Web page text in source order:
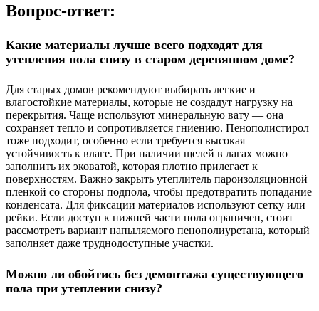
Вопрос-ответ:
Какие материалы лучше всего подходят для
утепления пола снизу в старом деревянном доме?
Для старых домов рекомендуют выбирать легкие и
влагостойкие материалы, которые не создадут нагрузку на
перекрытия. Чаще используют минеральную вату — она
сохраняет тепло и сопротивляется гниению. Пенополистирол
тоже подходит, особенно если требуется высокая
устойчивость к влаге. При наличии щелей в лагах можно
заполнить их эковатой, которая плотно прилегает к
поверхностям. Важно закрыть утеплитель пароизоляционной
пленкой со стороны подпола, чтобы предотвратить попадание
конденсата. Для фиксации материалов используют сетку или
рейки. Если доступ к нижней части пола ограничен, стоит
рассмотреть вариант напыляемого пенополиуретана, который
заполняет даже труднодоступные участки.
Можно ли обойтись без демонтажа существующего
пола при утеплении снизу?